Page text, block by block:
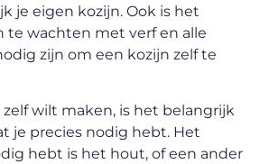
je eigen kozijn. Ook is het
te wachten met verf en alle
zijn om een kozijn zelf te
zelf wilt maken, is het belangrijk
je precies nodig hebt. Het
hebt is het hout, of een ander